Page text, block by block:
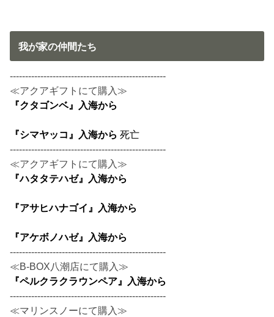
我が家の仲間たち
---------------------------------------------------
≪アクアギフトにて購入≫
『クタゴンベ』入海から
『シマヤッコ』入海から死亡
---------------------------------------------------
≪アクアギフトにて購入≫
『ハタタテハゼ』入海から
『アサヒハナゴイ』入海から
『アケボノハゼ』入海から
---------------------------------------------------
≪B-BOX八潮店にて購入≫
『ペルクラクラウンペア』入海から
---------------------------------------------------
≪マリンスノーにて購入≫